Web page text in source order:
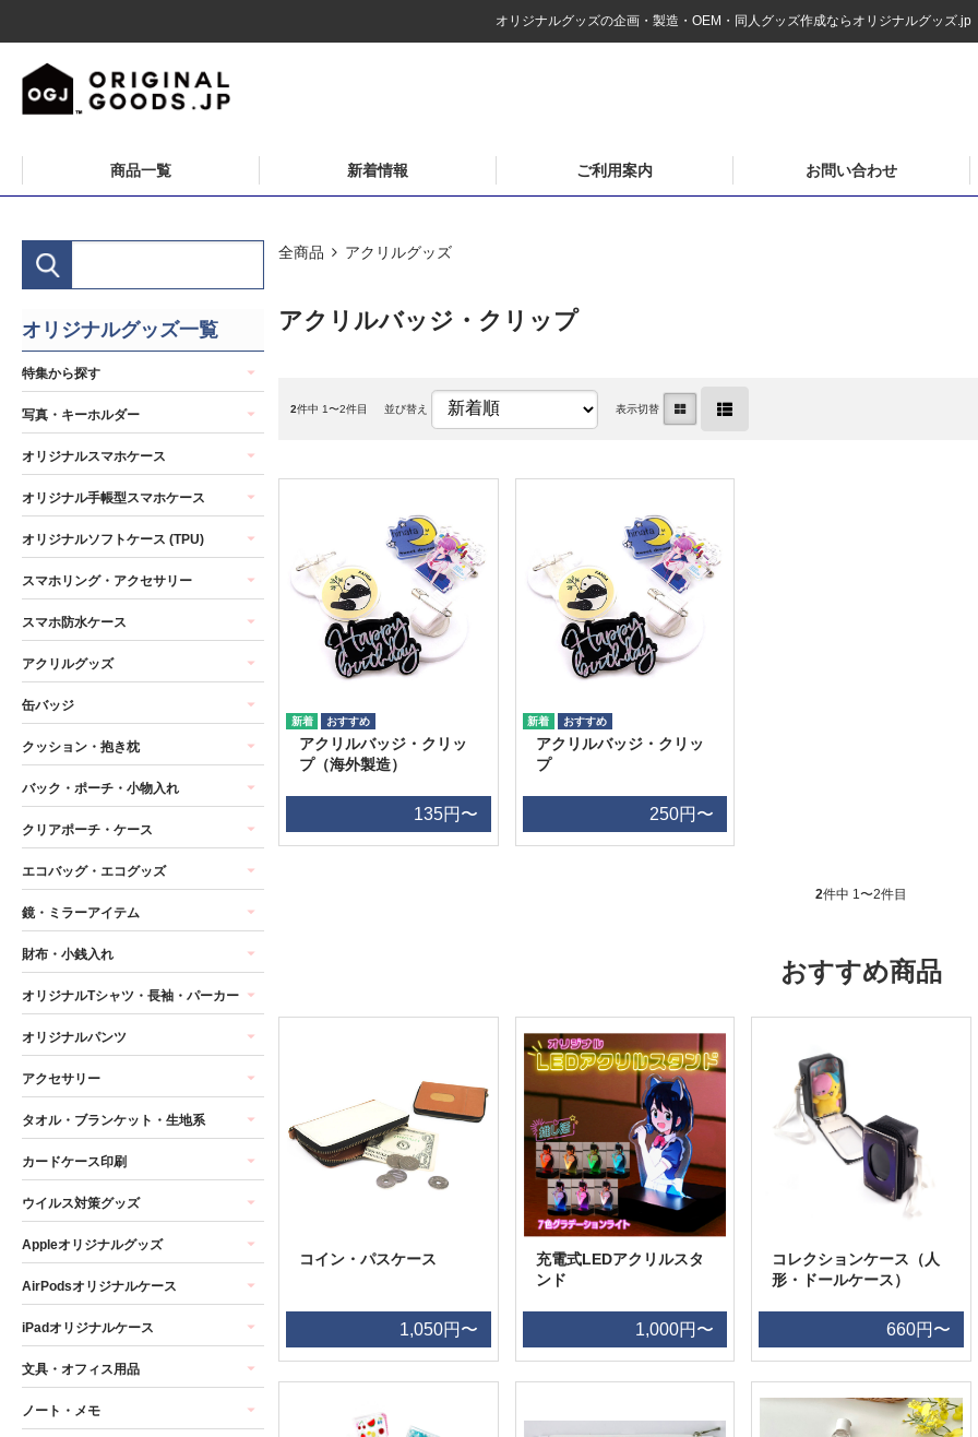
オリジナルグッズの企画・製造・OEM・同人グッズ作成ならオリジナルグッズ.jp
商品一覧 新着情報 ご利用案内 お問い合わせ
全商品 アクリルグッズ
アクリルバッジ・クリップ
2件中 1〜2件目 並び替え 表示切替
アクリルバッジ・クリッ
プ（海外製造）
135円〜
アクリルバッジ・クリッ
プ
250円〜
2件中 1〜2件目
おすすめ商品
コイン・パスケース
1,050円〜
充電式LEDアクリルスタ
ンド
1,000円〜
コレクションケース（人
形・ドールケース）
660円〜
オリジナルグッズ一覧
特集から探す
写真・キーホルダー
オリジナルスマホケース
オリジナル手帳型スマホケース
オリジナルソフトケース (TPU)
スマホリング・アクセサリー
スマホ防水ケース
アクリルグッズ
缶バッジ
クッション・抱き枕
バック・ポーチ・小物入れ
クリアポーチ・ケース
エコバッグ・エコグッズ
鏡・ミラーアイテム
財布・小銭入れ
オリジナルTシャツ・長袖・パーカー
オリジナルパンツ
アクセサリー
タオル・ブランケット・生地系
カードケース印刷
ウイルス対策グッズ
Appleオリジナルグッズ
AirPodsオリジナルケース
iPadオリジナルケース
文具・オフィス用品
ノート・メモ